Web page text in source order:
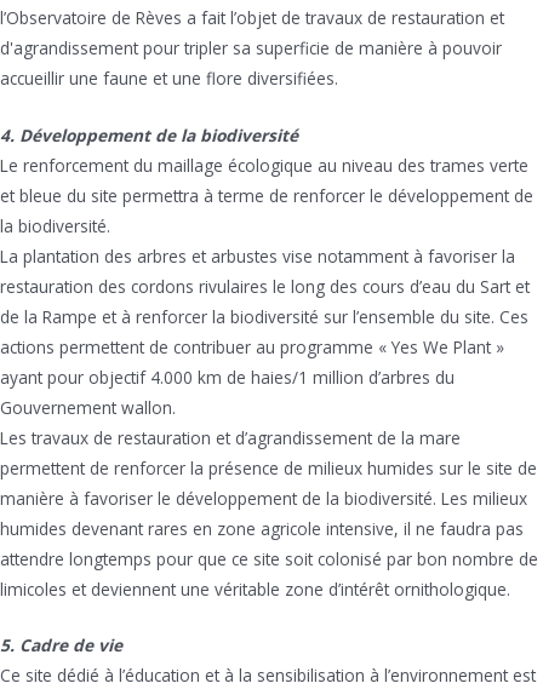
l’Observatoire de Rèves a fait l’objet de travaux de restauration et
d'agrandissement pour tripler sa superficie de manière à pouvoir
accueillir une faune et une flore diversifiées.
4. Développement de la biodiversité
Le renforcement du maillage écologique au niveau des trames verte
et bleue du site permettra à terme de renforcer le développement de
la biodiversité.
La plantation des arbres et arbustes vise notamment à favoriser la
restauration des cordons rivulaires le long des cours d’eau du Sart et
de la Rampe et à renforcer la biodiversité sur l’ensemble du site. Ces
actions permettent de contribuer au programme « Yes We Plant »
ayant pour objectif 4.000 km de haies/1 million d’arbres du
Gouvernement wallon.
Les travaux de restauration et d’agrandissement de la mare
permettent de renforcer la présence de milieux humides sur le site de
manière à favoriser le développement de la biodiversité. Les milieux
humides devenant rares en zone agricole intensive, il ne faudra pas
attendre longtemps pour que ce site soit colonisé par bon nombre de
limicoles et deviennent une véritable zone d’intérêt ornithologique.
5. Cadre de vie
Ce site dédié à l’éducation et à la sensibilisation à l’environnement est